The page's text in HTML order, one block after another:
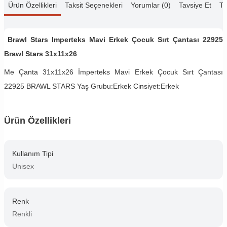
Ürün Özellikleri Taksit Seçenekleri Yorumlar (0) Tavsiye Et
Brawl Stars Imperteks Mavi Erkek Çocuk Sırt Çantası 22925
Brawl Stars 31x11x26
Me Çanta 31x11x26 İmperteks Mavi Erkek Çocuk Sırt Çantası
22925 BRAWL STARS Yaş Grubu:Erkek Cinsiyet:Erkek
Ürün Özellikleri
Kullanım Tipi
Unisex
Renk
Renkli